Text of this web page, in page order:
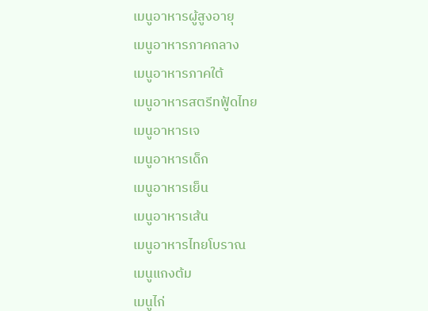
เมนูอาหารผู้สูงอายุ
เมนูอาหารภาคกลาง
เมนูอาหารภาคใต้
เมนูอาหารสตรีทฟู้ดไทย
เมนูอาหารเจ
เมนูอาหารเด็ก
เมนูอาหารเย็น
เมนูอาหารเส้น
เมนูอาหารไทยโบราณ
เมนูแกงต้ม
เมนูไก่